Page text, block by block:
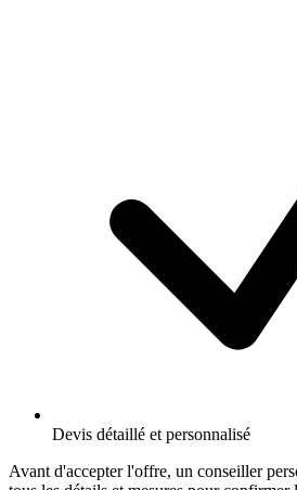
Devis détaillé et personnalisé
Avant d'accepter l'offre, un conseiller